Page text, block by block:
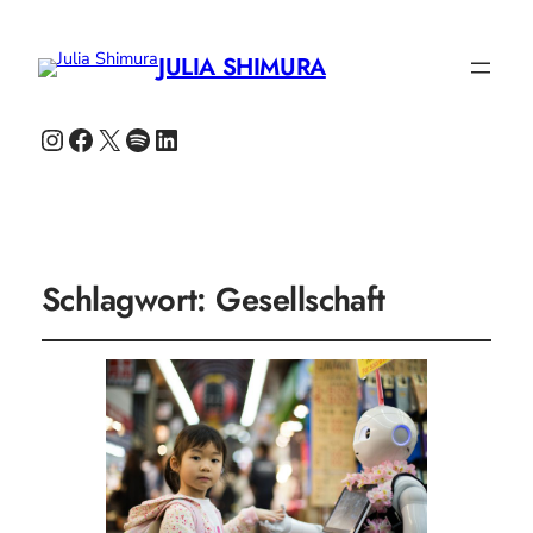
JULIA SHIMURA
Instagram
Facebook
X Spotify
LinkedIn
Schlagwort: Gesellschaft